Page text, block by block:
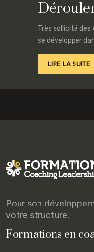
Très sollicité
se développer
LIRE LA SUITE
Pour son
votre structure.
Formations en